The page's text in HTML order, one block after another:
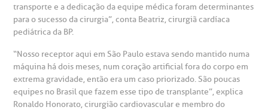
R. Martiniano de Carvalho, 965
CEP: 01323-001 | Bela Vista
Clínica Medicina da Mulher
de Benchmarking
de Bioética
frequentes
transporte e a dedicação da equipe médica foram determinantes
para o sucesso da cirurgia”, conta Beatriz, cirurgiã cardíaca
pediátrica da BP.
“Nosso receptor aqui em São Paulo estava sendo mantido numa
máquina há dois meses, num coração artificial fora do corpo em
extrema gravidade, então era um caso priorizado. São poucas
equipes no Brasil que fazem esse tipo de transplante”, explica
Ronaldo Honorato, cirurgião cardiovascular e membro do